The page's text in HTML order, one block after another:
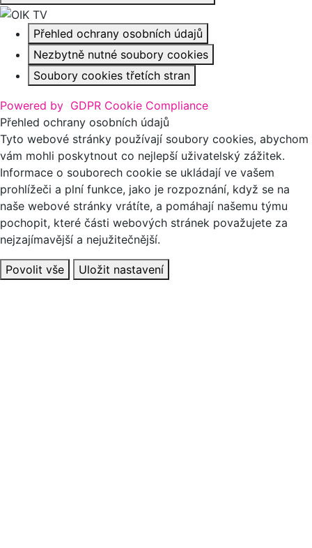
Přehled ochrany osobních údajů
Nezbytně nutné soubory cookies
Soubory cookies třetích stran
Powered by GDPR Cookie Compliance
Přehled ochrany osobních údajů
Tyto webové stránky používají soubory cookies, abychom
vám mohli poskytnout co nejlepší uživatelský zážitek.
Informace o souborech cookie se ukládají ve vašem
prohlížeči a plní funkce, jako je rozpoznání, když se na
naše webové stránky vrátíte, a pomáhají našemu týmu
pochopit, které části webových stránek považujete za
nejzajímavější a nejužitečnější.
Povolit vše Uložit nastavení